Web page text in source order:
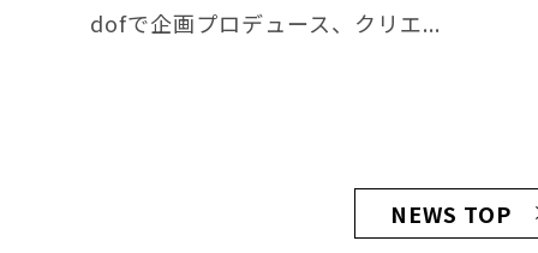
dofで企画プロデュース、クリエ...
NEWS TOP